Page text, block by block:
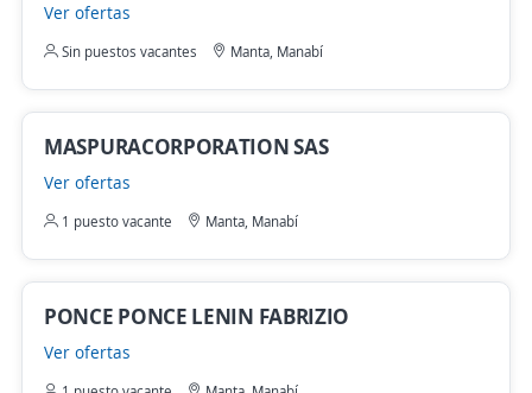
Ver ofertas
Sin puestos vacantes Manta, Manabí
MASPURACORPORATION SAS
Ver ofertas
1 puesto vacante Manta, Manabí
PONCE PONCE LENIN FABRIZIO
Ver ofertas